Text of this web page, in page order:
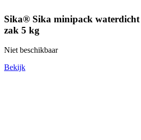
Sika® Sika minipack
zak 5 kg
Niet beschikbaar
Bekijk